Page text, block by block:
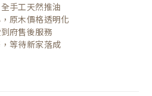
手工天然推油
原木價格透明化
府售後服務
等待新家落成